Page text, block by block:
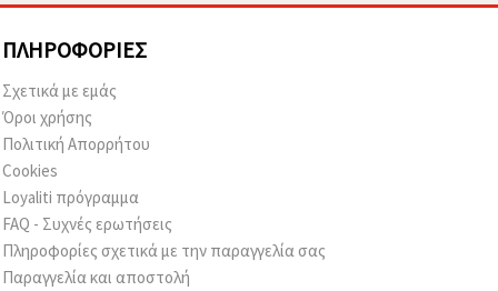
ΠΛΗΡΟΦΟΡΊΕΣ
Σχετικά με εμάς
Όροι χρήσης
Πολιτική Απορρήτου
Cookies
Loyaliti πρόγραμμα
FAQ - Συχνές ερωτήσεις
Πληροφορίες σχετικά με την παραγγελία σας
Παραγγελία και αποστολή